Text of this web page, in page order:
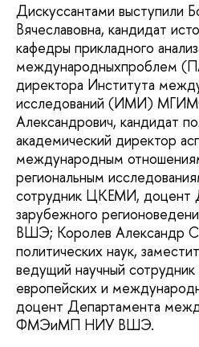
Дискуссантами выступили
Вячеславовна, кандидат
кафедры прикладного
международныхпроблем
директора Института
исследований (ИМИ)
Александрович, кандидат
академический директор
международным
региональным
сотрудник ЦКЕМИ, доцент
зарубежного
ВШЭ; Королев Александр
политических наук,
ведущий научный
европейских и
доцент Департамента
ФМЭиМП НИУ ВШЭ.